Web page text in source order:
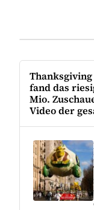
Thanksgiving
fand das
Mio.
Video der